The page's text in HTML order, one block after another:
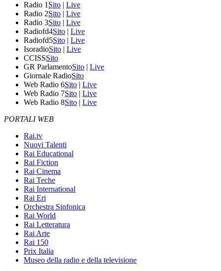
Radio 1 Sito | Live
Radio 2Sito | Live
Radio 3Sito | Live
Radiofd4Sito | Live
Radiofd5Sito | Live
IsoradioSito | Live
CCISSSito
GR ParlamentoSito | Live
Giornale RadioSito
Web Radio 6Sito | Live
Web Radio 7Sito | Live
Web Radio 8Sito | Live
PORTALI WEB
Rai.tv
Nuovi Talenti
Rai Educational
Rai Fiction
Rai Cinema
Rai Teche
Rai International
Rai Eri
Orchestra Sinfonica
Rai World
Rai Letteratura
Rai Arte
Rai 150
Prix Italia
Museo della radio e della televisione